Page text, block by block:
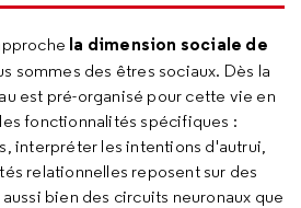
la dimension sociale de
sommes des êtres sociaux. Dès la
est pré-organisé pour cette vie en
fonctionnalités spécifiques :
interpréter les intentions d'autrui,
relationnelles reposent sur des
bien des circuits neuronaux que